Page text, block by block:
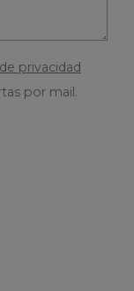
privacidad
por mail.